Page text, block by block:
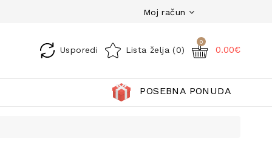
Moj račun
Usporedi Lista želja (0)
0
0.00€
POSEBNA PONUDA